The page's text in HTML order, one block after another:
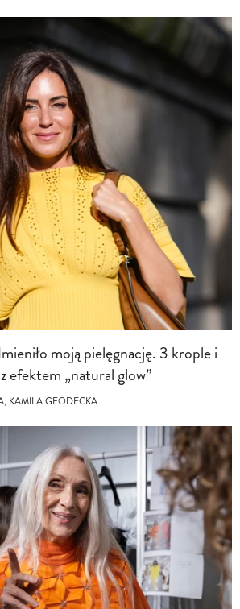
moją pielęgnację. 3 krople i
efektem „natural glow”
KAMILA GEODECKA